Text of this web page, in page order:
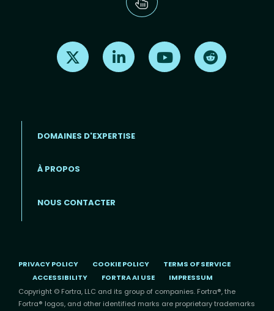
Find us on X Find us on LinkedInFind us on Youtube
DOMAINES D'EXPERTISE
À PROPOS
NOUS CONTACTER
PRIVACY POLICY COOKIE POLICY
TERMS OF SERVICE
ACCESSIBILITY
FORTRA AI USE
IMPRESSUM
Copyright © Fortra, LLC and its group of companies. Fortra®, the
Fortra® logos, and other identified marks are proprietary trademarks